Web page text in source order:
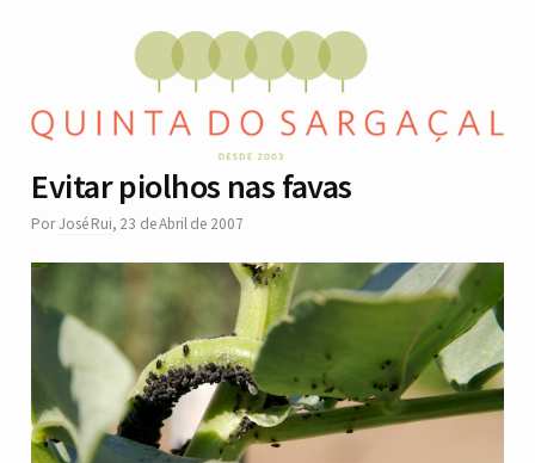
Evitar piolhos nas favas
PorJosé Rui, 23 de Abril de 2007